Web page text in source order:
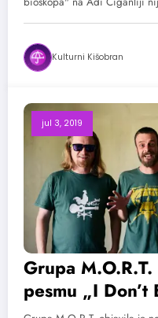
Kulturni Kišobran
jul 3, 2019
Grupa
pesmu „I Don’t